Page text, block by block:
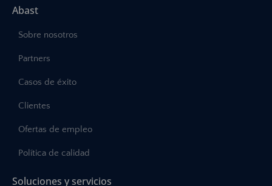
Abast
Sobre nosotros
Partners
Casos de éxito
Clientes
Ofertas de empleo
Política de calidad
Soluciones y servicios